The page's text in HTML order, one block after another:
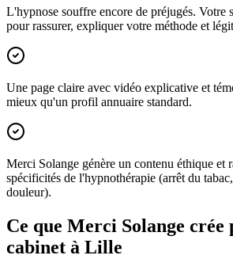
L'hypnose souffre encore de préjugés. Votre
pour rassurer, expliquer votre méthode et
Une page claire avec vidéo explicative et
mieux qu'un profil annuaire standard.
Merci Solange génère un contenu éthique et
spécificités de l'hypnothérapie (arrêt du
douleur).
Ce que Merci Solange crée
cabinet à Lille